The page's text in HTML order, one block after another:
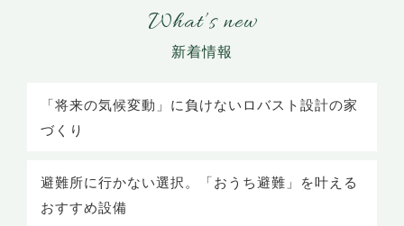
What’s new
「将来の気候変動」に負けないロバスト設計の家
づくり
避難所に行かない選択。「おうち避難」を叶える
おすすめ設備